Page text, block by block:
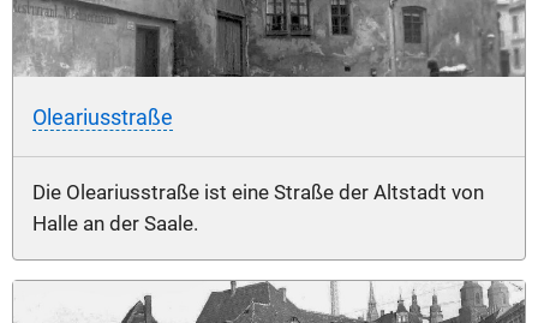
Oleariusstraße
Die Oleariusstraße ist eine Straße der Altstadt von
Halle an der Saale.